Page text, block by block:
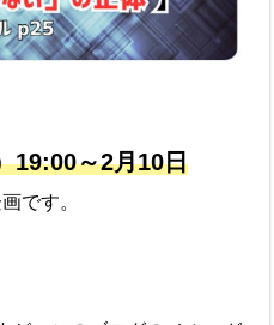
19:00～2月10日
です。